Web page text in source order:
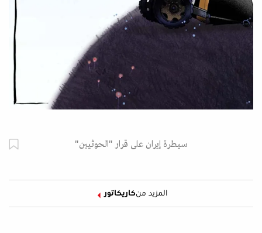
سيطرة إيران على قرار "الحوثيين"
المزيد منكاريكاتور